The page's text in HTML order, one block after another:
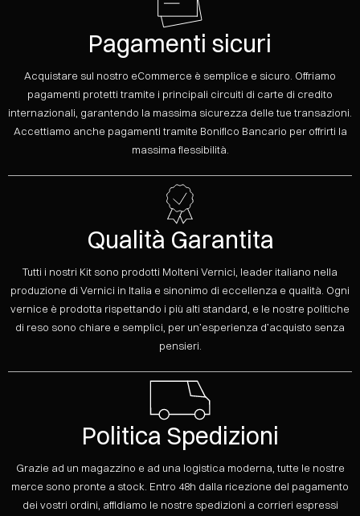
Pagamenti sicuri
Acquistare sul nostro eCommerce è semplice e sicuro. Offriamo
pagamenti protetti tramite i principali circuiti di carte di credito
internazionali, garantendo la massima sicurezza delle tue transazioni.
Accettiamo anche pagamenti tramite Bonifico Bancario per offrirti la
massima flessibilità.
Qualità Garantita
Tutti i nostri Kit sono prodotti Molteni Vernici, leader italiano nella
produzione di Vernici in Italia e sinonimo di eccellenza e qualità. Ogni
vernice è prodotta rispettando i più alti standard, e le nostre politiche
di reso sono chiare e semplici, per un’esperienza d’acquisto senza
pensieri.
Politica Spedizioni
Grazie ad un magazzino e ad una logistica moderna, tutte le nostre
merce sono pronte a stock. Entro 48h dalla ricezione del pagamento
dei vostri ordini, affidiamo le nostre spedizioni a corrieri espressi